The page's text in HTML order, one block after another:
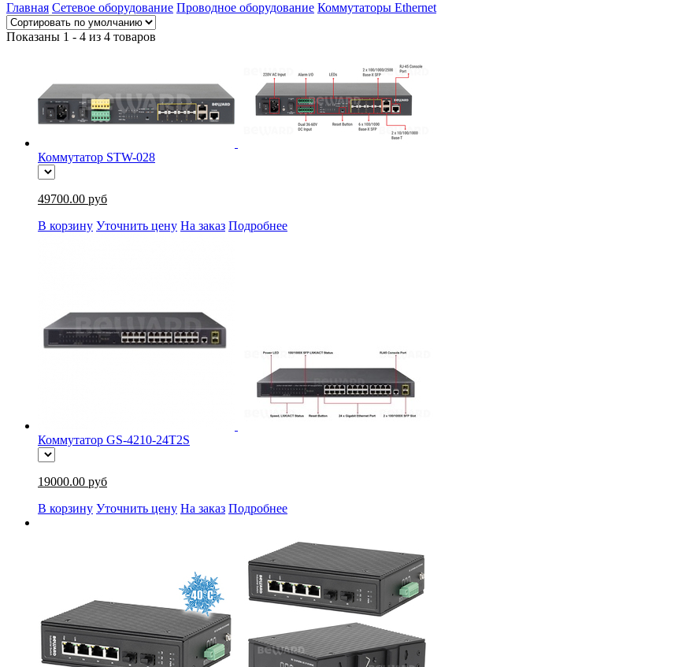
Главная Сетевое оборудование Проводное оборудование Коммутаторы Ethernet
Показаны 1 - 4 из 4 товаров
Коммутатор STW-028
49700.00 руб
В корзину Уточнить цену На заказ Подробнее
Коммутатор GS-4210-24T2S
19000.00 руб
В корзину Уточнить цену На заказ Подробнее